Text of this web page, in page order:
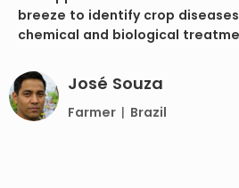
breeze to identify crop
chemical and biological
José Souza
Farmer | Brazil